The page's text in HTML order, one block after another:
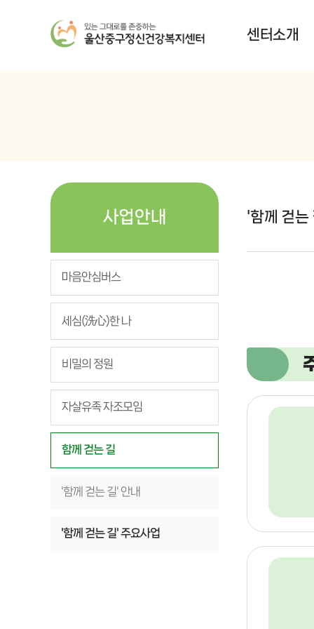
센터소개
사업안내
마음안심버스
세심(洗心)한 나
비밀의 정원
자살유족 자조모임
함께 걷는 길
'함께 걷는 길' 안내
'함께 걷는 길' 주요사업
'함께 걷는